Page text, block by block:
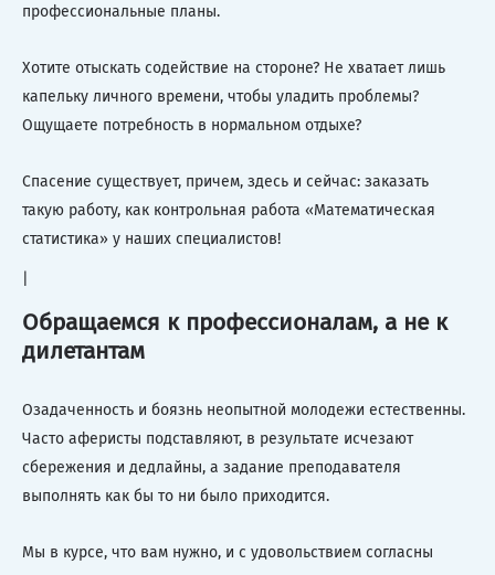
профессиональные планы.
Хотите отыскать содействие на стороне? Не хватает лишь
капельку личного времени, чтобы уладить проблемы?
Ощущаете потребность в нормальном отдыхе?
Спасение существует, причем, здесь и сейчас: заказать
такую работу, как контрольная работа «Математическая
статистика» у наших специалистов!
Обращаемся к профессионалам, а не к
дилетантам
Озадаченность и боязнь неопытной молодежи естественны.
Часто аферисты подставляют, в результате исчезают
сбережения и дедлайны, а задание преподавателя
выполнять как бы то ни было приходится.
Мы в курсе, что вам нужно, и с удовольствием согласны